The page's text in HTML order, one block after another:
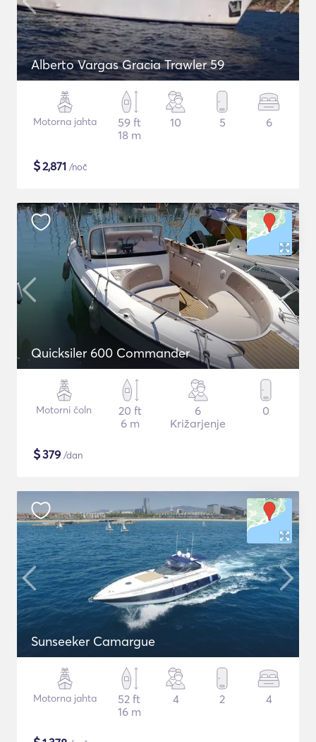
Alberto Vargas Gracia Trawler 59
Motorna jahta
59 ft
18 m
10 5 6
$2,871 /noč
Quicksiler 600 Commander
Motorni čoln
20 ft
6 m
6
Križarjenje
0
$379 /dan
Sunseeker Camargue
Motorna jahta
52 ft
16 m
4 2 4